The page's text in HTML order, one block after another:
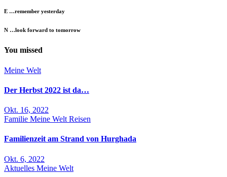
E …remember yesterday
N …look forward to tomorrow
You missed
Meine Welt
Der Herbst 2022 ist da…
Okt. 16, 2022
Familie Meine Welt Reisen
Familienzeit am Strand von Hurghada
Okt. 6, 2022
Aktuelles Meine Welt